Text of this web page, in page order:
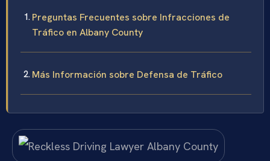
Preguntas Frecuentes sobre Infracciones de
Tráfico en Albany County
Más Información sobre Defensa de Tráfico